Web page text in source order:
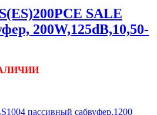
SALE
200W,125dB,10,50-